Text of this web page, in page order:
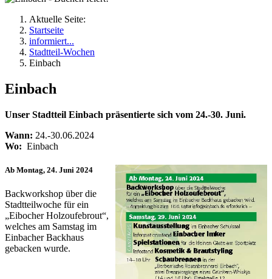
Aktuelle Seite:
Startseite
informiert...
Stadtteil-Wochen
Einbach
Einbach
Unser Stadtteil Einbach präsentierte sich vom 24.-30. Juni.
Wann: 24.-30.06.2024
Wo: Einbach
Ab Montag, 24. Juni 2024
Backworkshop über die
Stadtteilwoche für ein
„Eibocher Holzoufebrout“,
welches am Samstag im
Einbacher Backhaus
gebacken wurde.